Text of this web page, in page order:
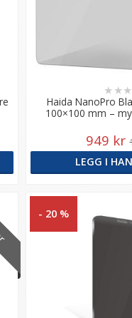
Haida NanoPro
100×100 mm –
★ ★★
949 kr
LEGG I
- 20 %